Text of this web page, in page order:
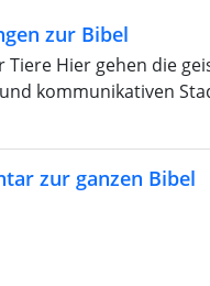
zur Bibel
Tiere Hier gehen die
kommunikativen
zur ganzen Bibel